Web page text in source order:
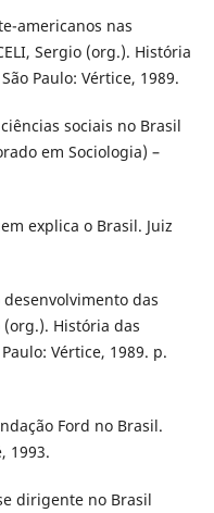
americanos nas
Sergio (org.). História
Paulo: Vértice, 1989.
sociais no Brasil
em Sociologia) –
explica o Brasil. Juiz
das
(org.). História das
Vértice, 1989. p.
Ford no Brasil.
1993.
dirigente no Brasil